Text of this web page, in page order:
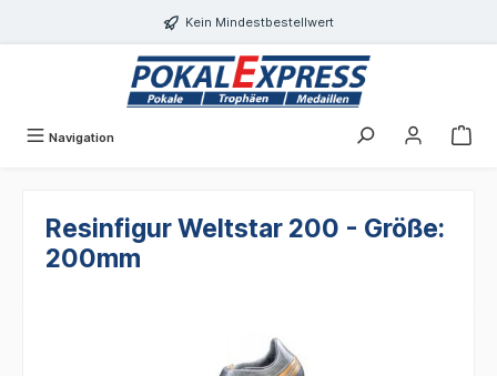
Kein Mindestbestellwert
Navigation
Resinfigur Weltstar 200 - Größe:
200mm